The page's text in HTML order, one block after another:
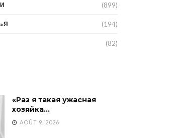
(899)
(194)
(82)
«Раз я такая ужасная
хозяйка…
AOÛT 9, 2026